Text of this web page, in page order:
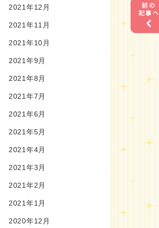
2021年12月
2021年11月
2021年10月
2021年9月
2021年8月
2021年7月
2021年6月
2021年5月
2021年4月
2021年3月
2021年2月
2021年1月
2020年12月